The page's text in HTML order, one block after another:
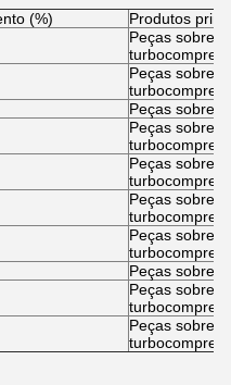
(%)
Produtos
Peças
Peças
Peças
Peças
Peças
Peças
Peças
Peças
Peças
Peças